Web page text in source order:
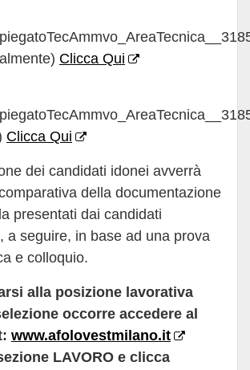
Clicca Qui
Clicca Qui
dei candidati idonei avverrà
della documentazione
presentati dai candidati
a seguire, in base ad una prova
e colloquio.
alla posizione lavorativa
occorre accedere al
www.afolovestmilano.it
LAVORO e clicca